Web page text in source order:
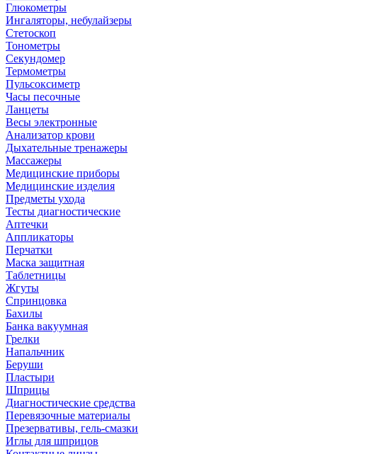
Глюкометры
Ингаляторы, небулайзеры
Стетоскоп
Тонометры
Секундомер
Термометры
Пульсоксиметр
Часы песочные
Ланцеты
Весы электронные
Анализатор крови
Дыхательные тренажеры
Массажеры
Медицинские приборы
Медицинские изделия
Предметы ухода
Тесты диагностические
Аптечки
Аппликаторы
Перчатки
Маска защитная
Таблетницы
Жгуты
Спринцовка
Бахилы
Банка вакуумная
Грелки
Напальчник
Беруши
Пластыри
Шприцы
Диагностические средства
Перевязочные материалы
Презервативы, гель-смазки
Иглы для шприцов